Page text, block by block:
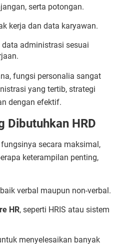
serta potongan.
kerja dan data karyawan.
administrasi sesuai
fungsi personalia sangat
yang tertib, strategi
dengan efektif.
Dibutuhkan HRD
secara maksimal,
keterampilan penting,
verbal maupun non-verbal.
HR, seperti HRIS atau sistem
menyelesaikan banyak